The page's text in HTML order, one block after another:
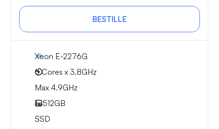
BESTILLE
Xeon E-2276G
6 Cores x 3.8GHz
Max 4.9GHz
1x512GB
SSD